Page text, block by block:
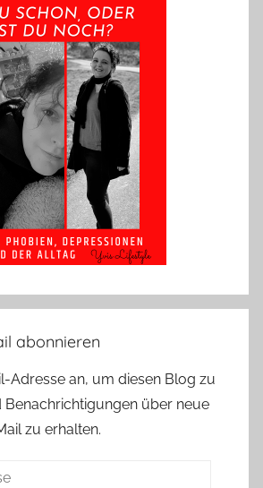
abonnieren
Adresse an, um diesen Blog zu
Benachrichtigungen über neue
zu erhalten.